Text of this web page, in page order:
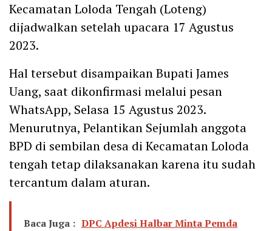
Kecamatan Loloda Tengah (Loteng)
dijadwalkan setelah upacara 17 Agustus
2023.
Hal tersebut disampaikan Bupati James
Uang, saat dikonfirmasi melalui pesan
WhatsApp, Selasa 15 Agustus 2023.
Menurutnya, Pelantikan Sejumlah anggota
BPD di sembilan desa di Kecamatan Loloda
tengah tetap dilaksanakan karena itu sudah
tercantum dalam aturan.
Baca Juga : DPC Apdesi Halbar Minta Pemda